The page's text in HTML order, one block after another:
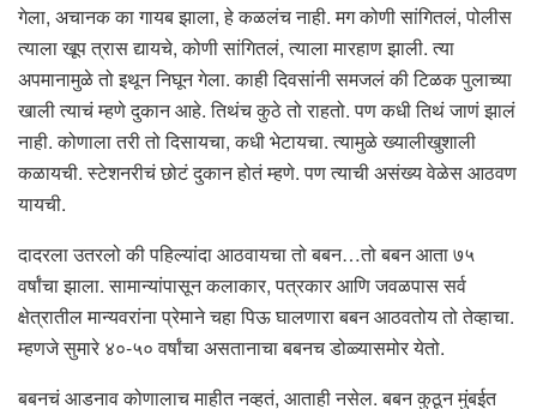
गेला, अचानक का गायब झाला, हे कळलंच नाही. मग कोणी सांगितलं, पोलीस
त्याला खूप त्रास द्यायचे, कोणी सांगितलं, त्याला मारहाण झाली. त्या
अपमानामुळे तो इथून निघून गेला. काही दिवसांनी समजलं की टिळक पुलाच्या
खाली त्याचं म्हणे दुकान आहे. तिथंच कुठे तो राहतो. पण कधी तिथं जाणं झालं
नाही. कोणाला तरी तो दिसायचा, कधी भेटायचा. त्यामुळे ख्यालीखुशाली
कळायची. स्टेशनरीचं छोटं दुकान होतं म्हणे. पण त्याची असंख्य वेळेस आठवण
यायची.
दादरला उतरलो की पहिल्यांदा आठवायचा तो बबन…तो बबन आता ७५
वर्षांचा झाला. सामान्यांपासून कलाकार, पत्रकार आणि जवळपास सर्व
क्षेत्रातील मान्यवरांना प्रेमाने चहा पिऊ घालणारा बबन आठवतोय तो तेव्हाचा.
म्हणजे सुमारे ४०-५० वर्षांचा असतानाचा बबनच डोळ्यासमोर येतो.
बबनचं आडनाव कोणालाच माहीत नव्हतं, आताही नसेल. बबन कुठून मुंबईत